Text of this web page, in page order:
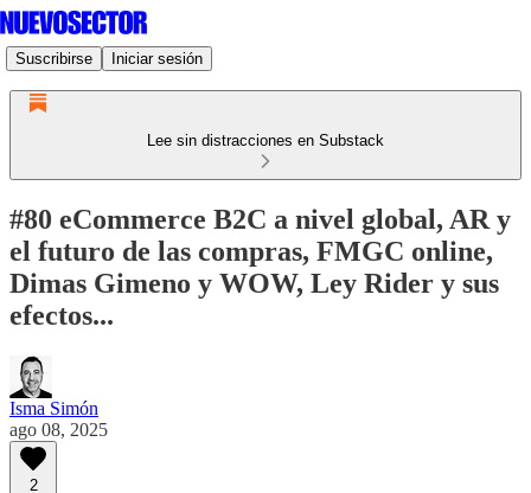
Suscribirse Iniciar sesión
Lee sin distracciones en Substack
#80 eCommerce B2C a nivel global, AR y
el futuro de las compras, FMGC online,
Dimas Gimeno y WOW, Ley Rider y sus
efectos...
Isma Simón
ago 08, 2025
2